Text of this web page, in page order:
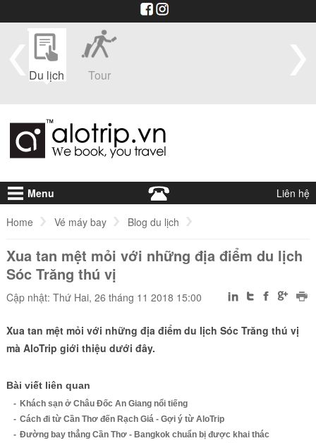
Du lịch Tour
Menu Liên hệ
Home Vé máy bay Blog du lịch
Xua tan mệt mỏi với những địa điểm du lịch Sóc Trăng thú vị
Xua tan mệt mỏi với những địa điểm du lịch
Sóc Trăng thú vị
Cập nhật: Thứ Hai, 26 tháng 11 2018 15:00
Xua tan mệt mỏi với những địa điểm du lịch Sóc Trăng thú vị
mà AloTrip giới thiệu dưới đây.
Bài viết liên quan
Khách sạn ở Châu Đốc An Giang nổi tiếng
Cách đi từ Cần Thơ đến Rạch Giá - Gợi ý từ AloTrip
Đường bay thẳng Cần Thơ - Bangkok chuẩn bị được khai thác